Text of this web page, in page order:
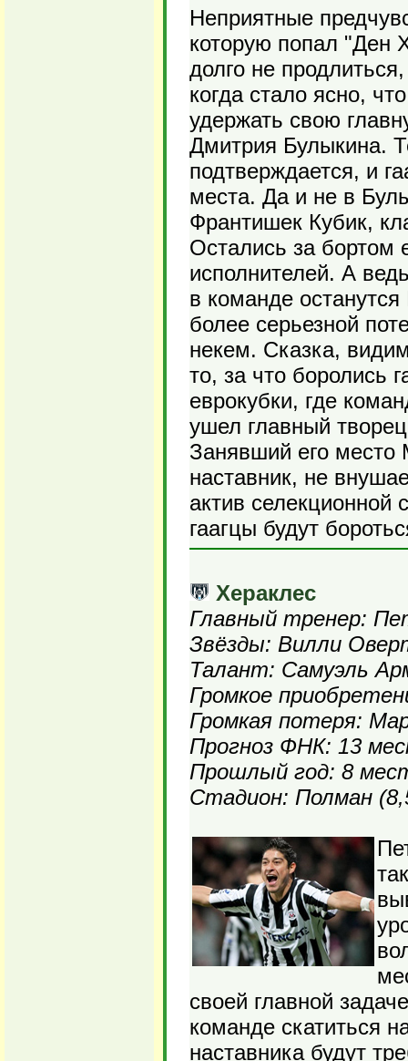
Неприятные
которую попал "Ден
долго не
когда стало ясно,
удержать свою
Дмитрия Булыкина.
подтверждается, и
места. Да и не в
Франтишек Кубик,
Остались за бортом
исполнителей. А
в команде
более серьезной
некем. Сказка,
то, за что боролись
еврокубки, где
ушел главный
Занявший его место
наставник, не
актив селекционной
гаагцы будут
Хераклес
Главный тренер:
Звёзды: Вилли
Талант: Самуэль
Громкое
Громкая потеря:
Прогноз ФНК: 13
Прошлый год: 8
Стадион: Полман
своей главной
команде скатиться
наставника будут